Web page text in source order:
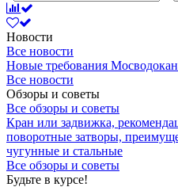
Новости
Все новости
Новые требования
Все новости
Обзоры и советы
Все обзоры и советы
Кран или задвижка,
поворотные затворы,
чугунные и стальные
Все обзоры и советы
Будьте в курсе!